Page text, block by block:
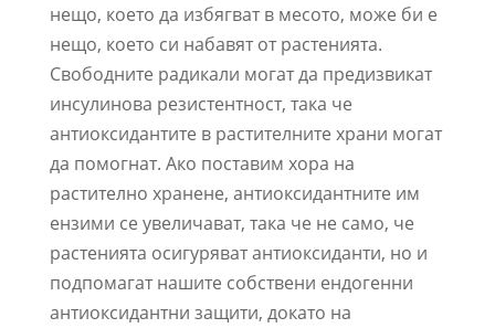
нещо, което да избягват в месото, може би е
нещо, което си набавят от растенията.
Свободните радикали могат да предизвикат
инсулинова резистентност, така че
антиоксидантите в растителните храни могат
да помогнат. Ако поставим хора на
растително хранене, антиоксидантните им
ензими се увеличават, така че не само, че
растенията осигуряват антиоксиданти, но и
подпомагат нашите собствени ендогенни
антиоксидантни защити, докато на